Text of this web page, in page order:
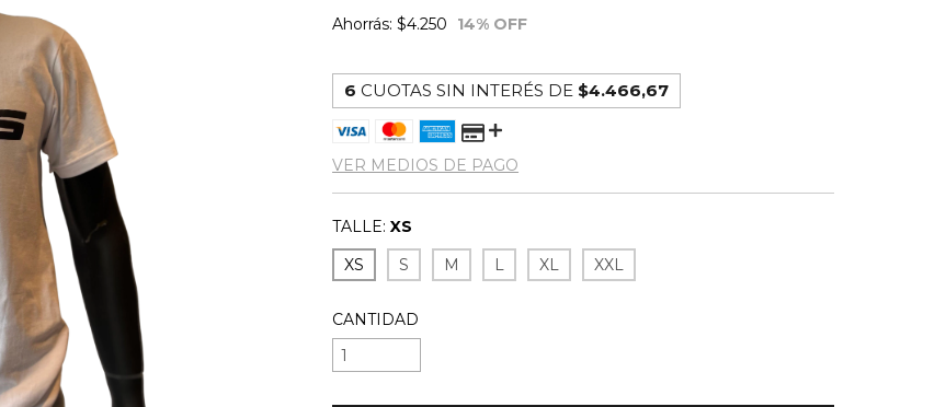
Ahorrás: $4.250 14% OFF
6 CUOTAS SIN INTERÉS DE $4.466,67
VER MEDIOS DE PAGO
TALLE: XS
XS
S M L XL XXL
CANTIDAD